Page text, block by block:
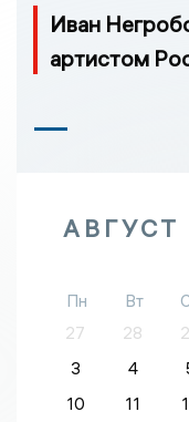
Иван
артистом
АВГУСТ
Пн Вт
27
28
3
4
10
11